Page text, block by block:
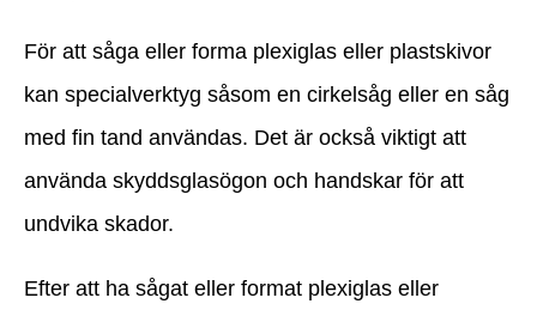
För att såga eller forma plexiglas eller plastskivor
kan specialverktyg såsom en cirkelsåg eller en såg
med fin tand användas. Det är också viktigt att
använda skyddsglasögon och handskar för att
undvika skador.
Efter att ha sågat eller format plexiglas eller